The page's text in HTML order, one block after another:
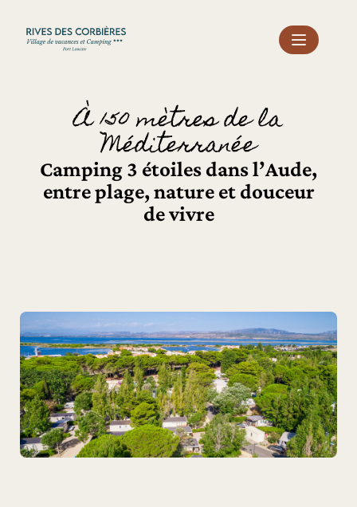
À 150 mètres de la
Méditerranée
Camping 3 étoiles dans l’Aude,
entre plage, nature et douceur
de vivre